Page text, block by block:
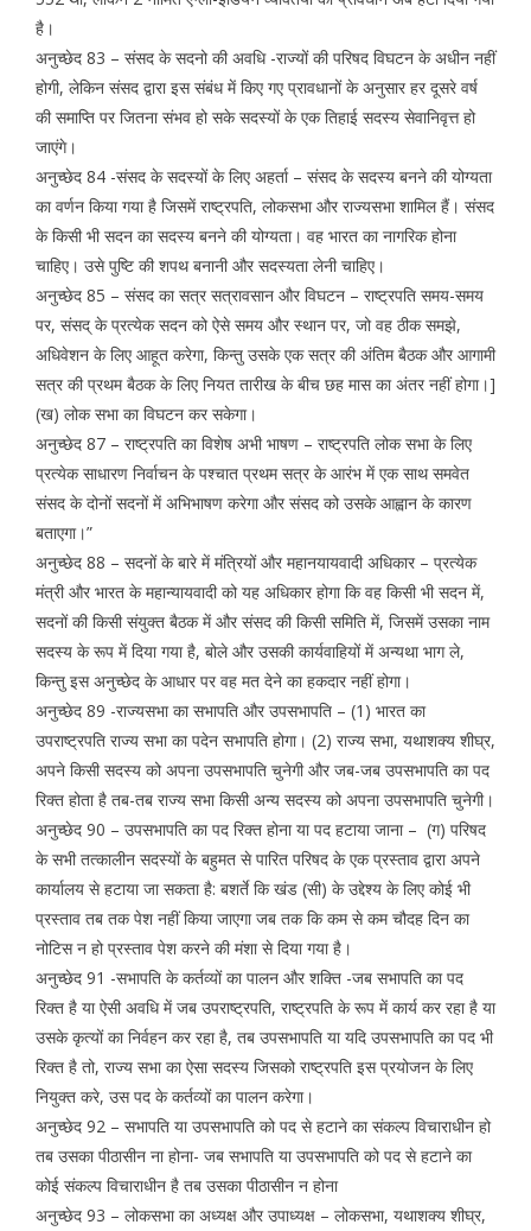
है।
अनुच्छेद 83 – संसद के सदनो की अवधि -राज्यों की परिषद विघटन के अधीन नहीं
होगी, लेकिन संसद द्वारा इस संबंध में किए गए प्रावधानों के अनुसार हर दूसरे वर्ष
की समाप्ति पर जितना संभव हो सके सदस्यों के एक तिहाई सदस्य सेवानिवृत्त हो
जाएंगे।
अनुच्छेद 84 -संसद के सदस्यों के लिए अहर्ता – संसद के सदस्य बनने की योग्यता
का वर्णन किया गया है जिसमें राष्ट्रपति, लोकसभा और राज्यसभा शामिल हैं। संसद
के किसी भी सदन का सदस्य बनने की योग्यता। वह भारत का नागरिक होना
चाहिए। उसे पुष्टि की शपथ बनानी और सदस्यता लेनी चाहिए।
अनुच्छेद 85 – संसद का सत्र सत्रावसान और विघटन – राष्ट्रपति समय-समय
पर, संसद् के प्रत्येक सदन को ऐसे समय और स्थान पर, जो वह ठीक समझे,
अधिवेशन के लिए आहूत करेगा, किन्तु उसके एक सत्र की अंतिम बैठक और आगामी
सत्र की प्रथम बैठक के लिए नियत तारीख के बीच छह मास का अंतर नहीं होगा।]
(ख) लोक सभा का विघटन कर सकेगा।
अनुच्छेद 87 – राष्ट्रपति का विशेष अभी भाषण – राष्ट्रपति लोक सभा के लिए
प्रत्येक साधारण निर्वाचन के पश्चात प्रथम सत्र के आरंभ में एक साथ समवेत
संसद के दोनों सदनों में अभिभाषण करेगा और संसद को उसके आह्वान के कारण
बताएगा।”
अनुच्छेद 88 – सदनों के बारे में मंत्रियों और महानयायवादी अधिकार – प्रत्येक
मंत्री और भारत के महान्यायवादी को यह अधिकार होगा कि वह किसी भी सदन में,
सदनों की किसी संयुक्त बैठक में और संसद‌ की किसी समिति में, जिसमें उसका नाम
सदस्य के रूप में दिया गया है, बोले और उसकी कार्यवाहियों में अन्यथा भाग ले,
किन्तु इस अनुच्छेद के आधार पर वह मत देने का हकदार नहीं होगा।
अनुच्छेद 89 -राज्यसभा का सभापति और उपसभापति – (1) भारत का
उपराष्ट्रपति राज्य सभा का पदेन सभापति होगा। (2) राज्य सभा, यथाशक्य शीघ्र,
अपने किसी सदस्य को अपना उपसभापति चुनेगी और जब-जब उपसभापति का पद
रिक्त होता है तब-तब राज्य सभा किसी अन्य सदस्य को अपना उपसभापति चुनेगी।
अनुच्छेद 90 – उपसभापति का पद रिक्त होना या पद हटाया जाना – (ग) परिषद
के सभी तत्कालीन सदस्यों के बहुमत से पारित परिषद के एक प्रस्ताव द्वारा अपने
कार्यालय से हटाया जा सकता है: बशर्ते कि खंड (सी) के उद्देश्य के लिए कोई भी
प्रस्ताव तब तक पेश नहीं किया जाएगा जब तक कि कम से कम चौदह दिन का
नोटिस न हो प्रस्ताव पेश करने की मंशा से दिया गया है।
अनुच्छेद 91 -सभापति के कर्तव्यों का पालन और शक्ति -जब सभापति का पद
रिक्त है या ऐसी अवधि में जब उपराष्ट्रपति, राष्ट्रपति के रूप में कार्य कर रहा है या
उसके कृत्यों का निर्वहन कर रहा है, तब उपसभापति या यदि उपसभापति का पद भी
रिक्त है तो, राज्य सभा का ऐसा सदस्य जिसको राष्ट्रपति इस प्रयोजन के लिए
नियुक्त करे, उस पद के कर्तव्यों का पालन करेगा।
अनुच्छेद 92 – सभापति या उपसभापति को पद से हटाने का संकल्प विचाराधीन हो
तब उसका पीठासीन ना होना- जब सभापति या उपसभापति को पद से हटाने का
कोई संकल्प विचाराधीन है तब उसका पीठासीन न होना
अनुच्छेद 93 – लोकसभा का अध्यक्ष और उपाध्यक्ष – लोकसभा, यथाशक्य शीघ्र,